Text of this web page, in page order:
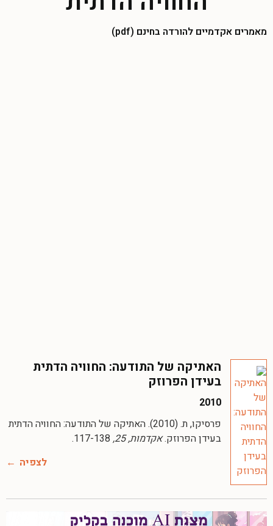
מאמרים אקדמיים להורדה בחינם (pdf)
האתיקה של התודעה: החוויה הדתית
בעידן הפרוזק
2010
פרסיקו, ת. (2010). האתיקה של התודעה: החוויה הדתית
בעידן הפרוזק.אקדמות, 25,
לצפיה